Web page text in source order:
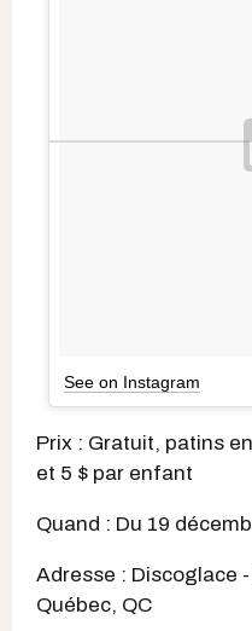
See on Instagram
Prix : Gratuit, patins
et 5 $ par enfant
Quand : Du 19
Adresse : Discoglace
Québec, QC